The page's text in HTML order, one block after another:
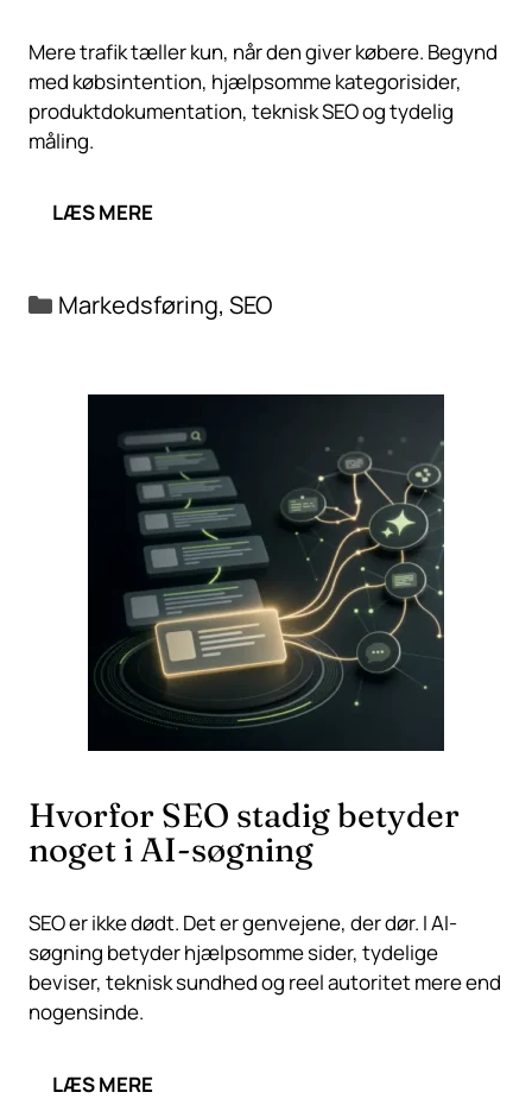
Mere trafik tæller kun, når den giver købere. Begynd
med købsintention, hjælpsomme kategorisider,
produktdokumentation, teknisk SEO og tydelig
måling.
LÆS MERE
Kategorier
Markedsføring, SEO
Hvorfor SEO stadig betyder
noget i AI-søgning
SEO er ikke dødt. Det er genvejene, der dør. I AI-
søgning betyder hjælpsomme sider, tydelige
beviser, teknisk sundhed og reel autoritet mere end
nogensinde.
LÆS MERE